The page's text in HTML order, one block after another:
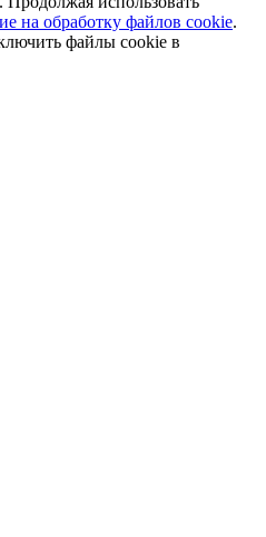
на обработку файлов cookie.
файлы cookie в